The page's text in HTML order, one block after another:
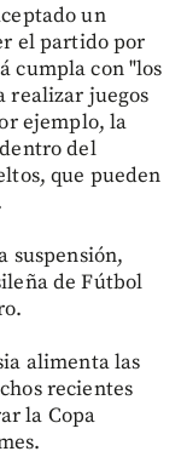
un
el partido por
cumpla con "los
realizar juegos
ejemplo, la
del
que pueden
suspensión,
de Fútbol
alimenta las
recientes
la Copa